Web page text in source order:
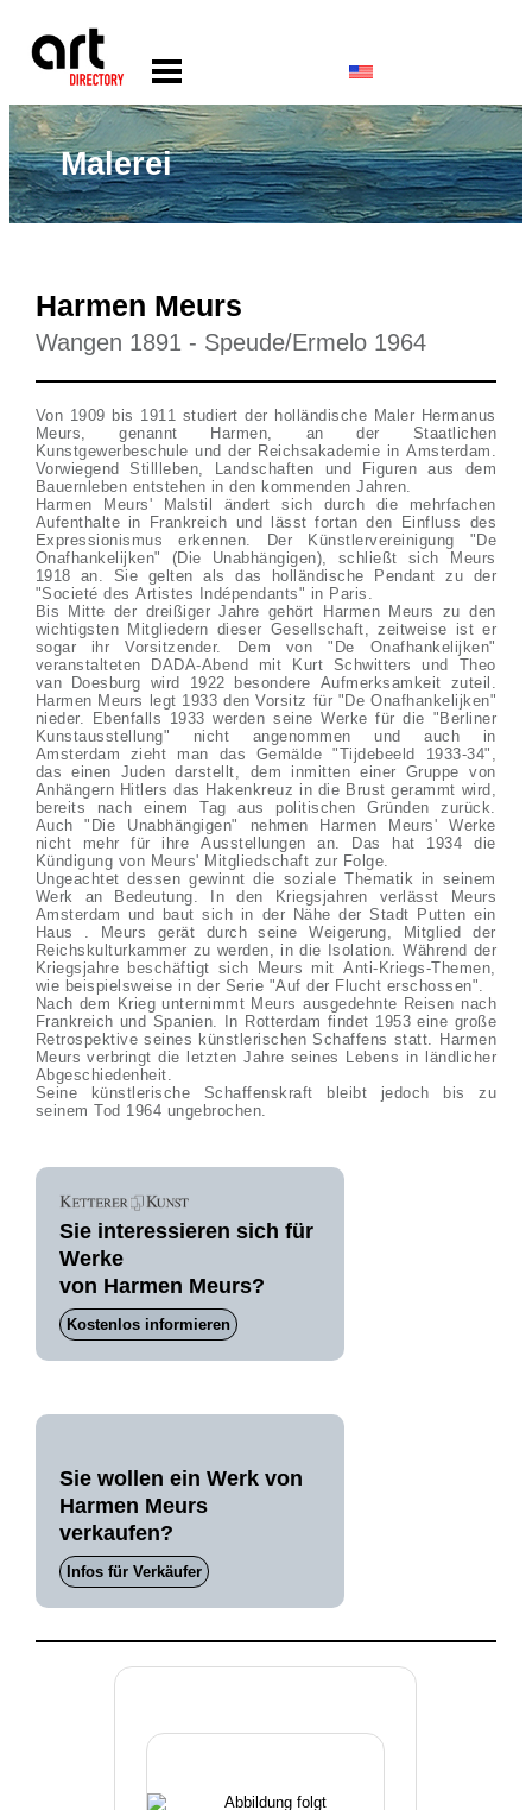
Malerei
Harmen Meurs
Wangen 1891 - Speude/Ermelo 1964
Von 1909 bis 1911 studiert der holländische Maler Hermanus
Meurs, genannt Harmen, an der Staatlichen
Kunstgewerbeschule und der Reichsakademie in Amsterdam.
Vorwiegend Stillleben, Landschaften und Figuren aus dem
Bauernleben entstehen in den kommenden Jahren.
Harmen Meurs' Malstil ändert sich durch die mehrfachen
Aufenthalte in Frankreich und lässt fortan den Einfluss des
Expressionismus erkennen. Der Künstlervereinigung "De
Onafhankelijken" (Die Unabhängigen), schließt sich Meurs
1918 an. Sie gelten als das holländische Pendant zu der
"Societé des Artistes Indépendants" in Paris.
Bis Mitte der dreißiger Jahre gehört Harmen Meurs zu den
wichtigsten Mitgliedern dieser Gesellschaft, zeitweise ist er
sogar ihr Vorsitzender. Dem von "De Onafhankelijken"
veranstalteten DADA-Abend mit Kurt Schwitters und Theo
van Doesburg wird 1922 besondere Aufmerksamkeit zuteil.
Harmen Meurs legt 1933 den Vorsitz für "De Onafhankelijken"
nieder. Ebenfalls 1933 werden seine Werke für die "Berliner
Kunstausstellung" nicht angenommen und auch in
Amsterdam zieht man das Gemälde "Tijdebeeld 1933-34",
das einen Juden darstellt, dem inmitten einer Gruppe von
Anhängern Hitlers das Hakenkreuz in die Brust gerammt wird,
bereits nach einem Tag aus politischen Gründen zurück.
Auch "Die Unabhängigen" nehmen Harmen Meurs' Werke
nicht mehr für ihre Ausstellungen an. Das hat 1934 die
Kündigung von Meurs' Mitgliedschaft zur Folge.
Ungeachtet dessen gewinnt die soziale Thematik in seinem
Werk an Bedeutung. In den Kriegsjahren verlässt Meurs
Amsterdam und baut sich in der Nähe der Stadt Putten ein
Haus . Meurs gerät durch seine Weigerung, Mitglied der
Reichskulturkammer zu werden, in die Isolation. Während der
Kriegsjahre beschäftigt sich Meurs mit Anti-Kriegs-Themen,
wie beispielsweise in der Serie "Auf der Flucht erschossen".
Nach dem Krieg unternimmt Meurs ausgedehnte Reisen nach
Frankreich und Spanien. In Rotterdam findet 1953 eine große
Retrospektive seines künstlerischen Schaffens statt. Harmen
Meurs verbringt die letzten Jahre seines Lebens in ländlicher
Abgeschiedenheit.
Seine künstlerische Schaffenskraft bleibt jedoch bis zu
seinem Tod 1964 ungebrochen.
Sie interessieren sich für
Werke
von Harmen Meurs?
Kostenlos informieren
Sie wollen ein Werk von
Harmen Meurs
verkaufen?
Infos für Verkäufer